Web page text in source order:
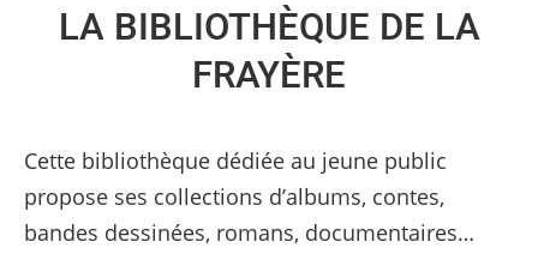
LA BIBLIOTHÈQUE DE LA
FRAYÈRE
Cette bibliothèque dédiée au jeune public
propose ses collections d’albums, contes,
bandes dessinées, romans, documentaires…